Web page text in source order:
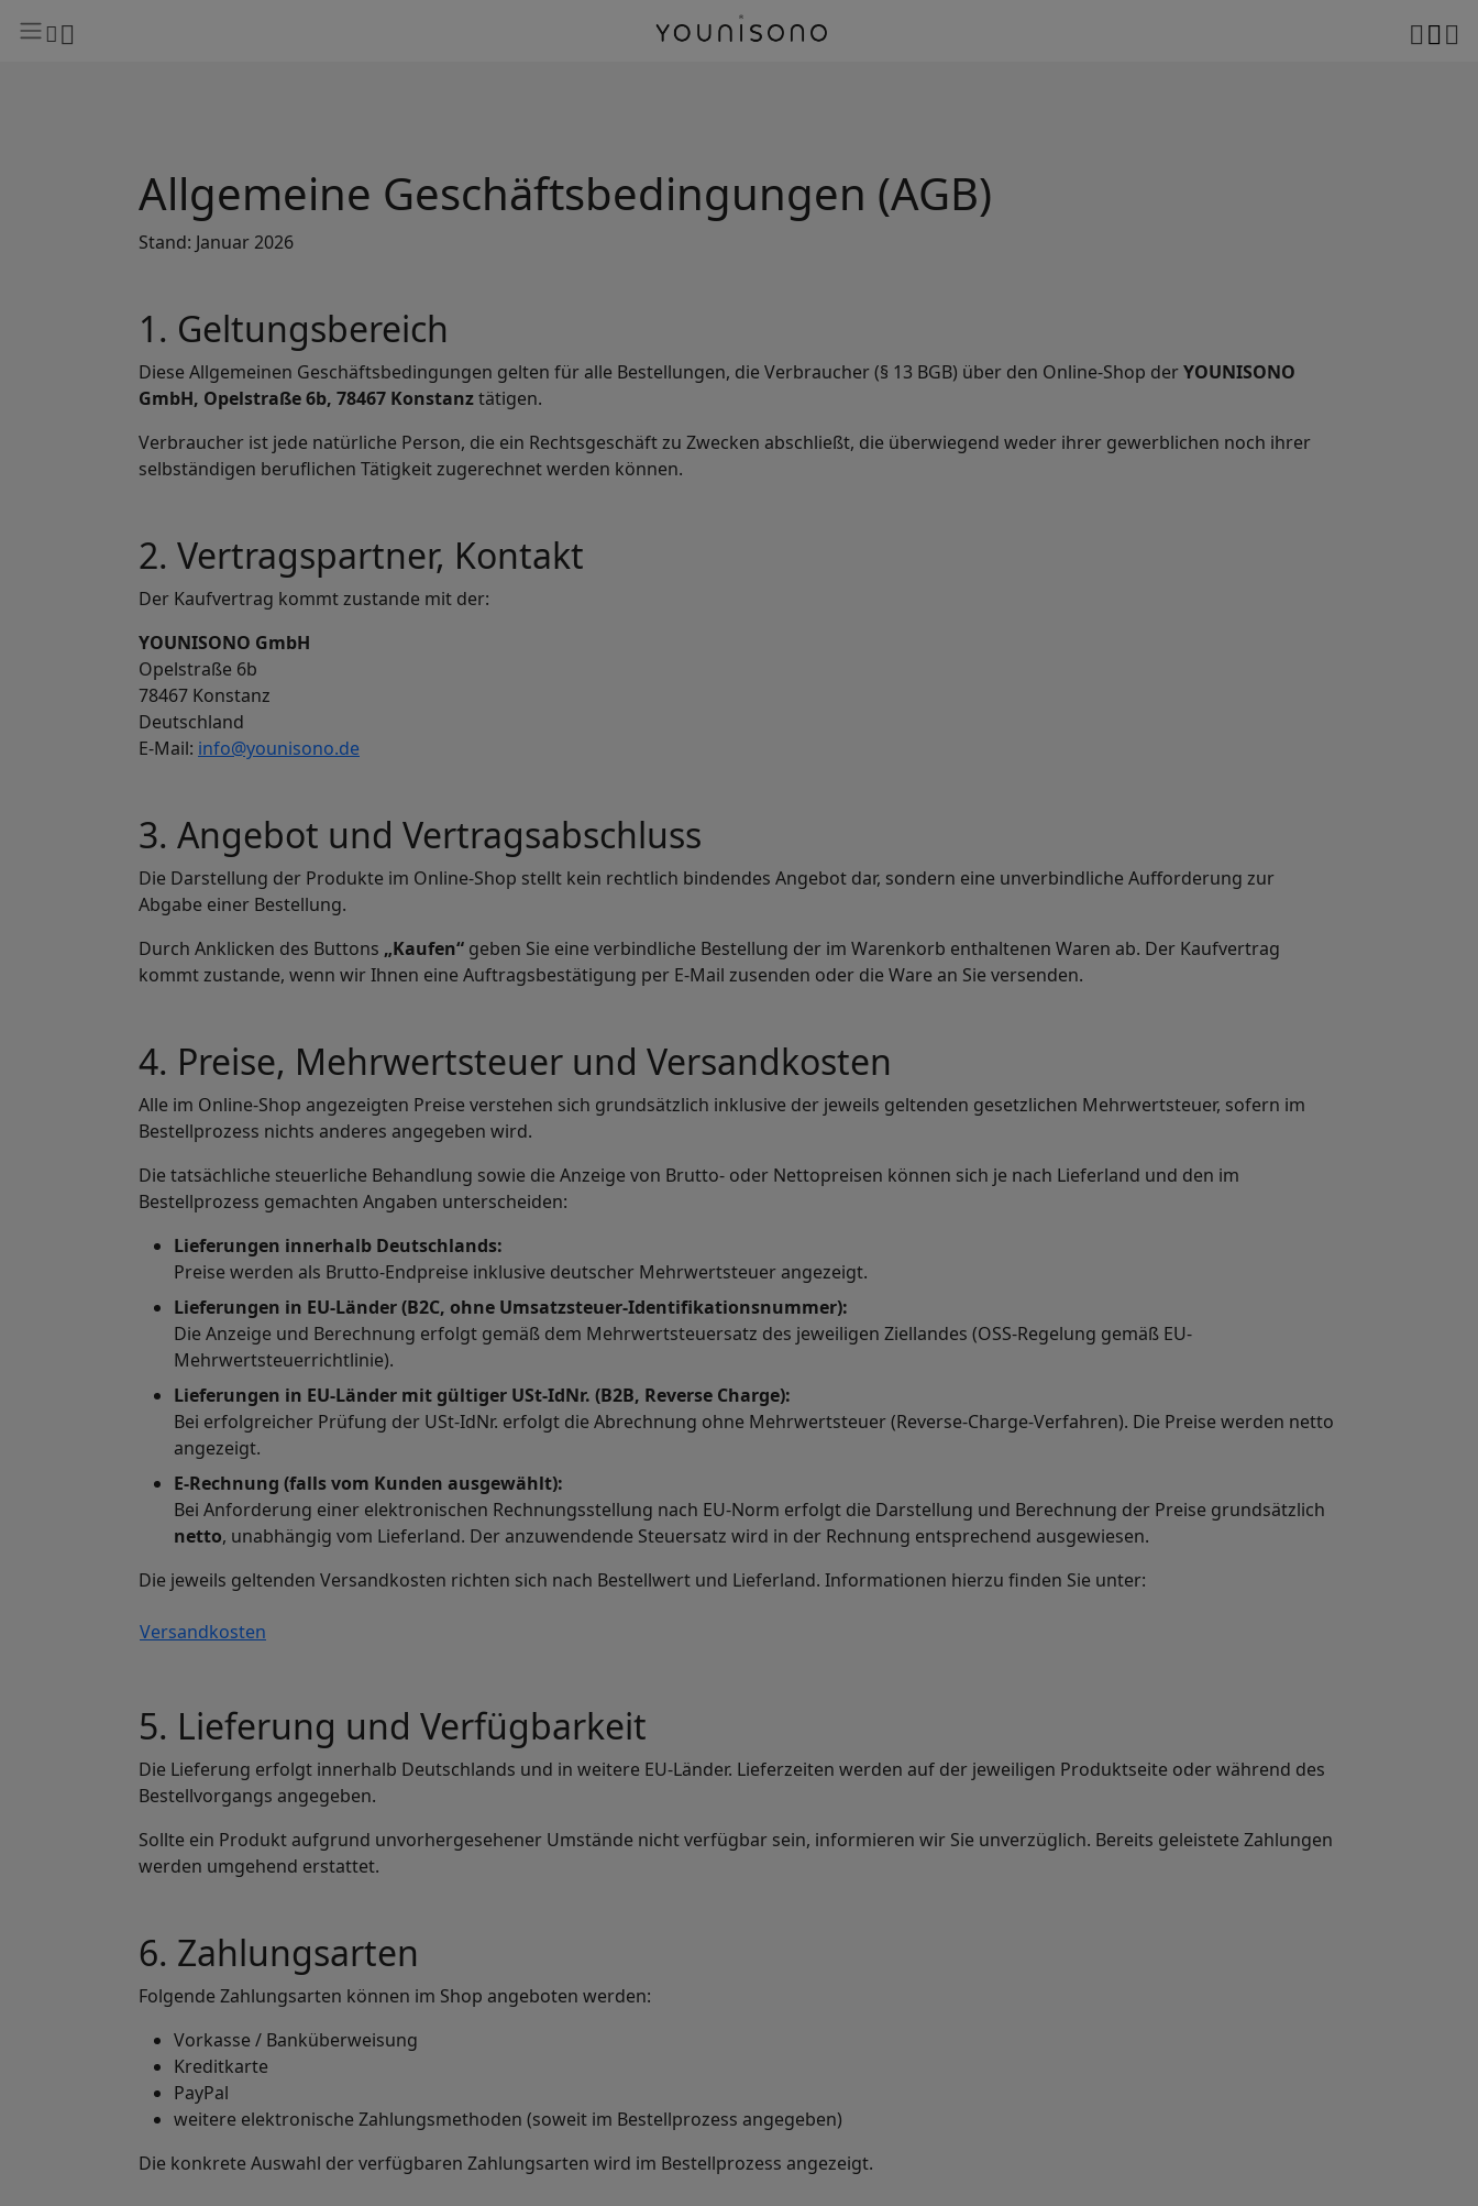
Allgemeine Geschäftsbedingungen (AGB)
Stand: Januar 2026
1. Geltungsbereich
Diese Allgemeinen Geschäftsbedingungen gelten für alle Bestellungen, die Verbraucher (§ 13 BGB) über den Online-Shop derYOUNISONO
GmbH, Opelstraße 6b, 78467 Konstanztätigen.
Verbraucher ist jede natürliche Person, die ein Rechtsgeschäft zu Zwecken abschließt, die überwiegend weder ihrer gewerblichen noch ihrer
selbständigen beruflichen Tätigkeit zugerechnet werden können.
2. Vertragspartner, Kontakt
Der Kaufvertrag kommt zustande mit der:
YOUNISONO GmbH
Opelstraße 6b
78467 Konstanz
Deutschland
E-Mail: info@younisono.de
3. Angebot und Vertragsabschluss
Die Darstellung der Produkte im Online-Shop stellt kein rechtlich bindendes Angebot dar, sondern eine unverbindliche Aufforderung zur
Abgabe einer Bestellung.
Durch Anklicken des Buttons „Kaufen“ geben Sie eine verbindliche Bestellung der im Warenkorb enthaltenen Waren ab. Der Kaufvertrag
kommt zustande, wenn wir Ihnen eine Auftragsbestätigung per E-Mail zusenden oder die Ware an Sie versenden.
4. Preise, Mehrwertsteuer und Versandkosten
Alle im Online-Shop angezeigten Preise verstehen sich grundsätzlich inklusive der jeweils geltenden gesetzlichen Mehrwertsteuer, sofern im
Bestellprozess nichts anderes angegeben wird.
Die tatsächliche steuerliche Behandlung sowie die Anzeige von Brutto- oder Nettopreisen können sich je nach Lieferland und den im
Bestellprozess gemachten Angaben unterscheiden:
Lieferungen innerhalb Deutschlands:
Preise werden als Brutto-Endpreise inklusive deutscher Mehrwertsteuer angezeigt.
Lieferungen in EU-Länder (B2C, ohne Umsatzsteuer-Identifikationsnummer):
Die Anzeige und Berechnung erfolgt gemäß dem Mehrwertsteuersatz des jeweiligen Ziellandes (OSS-Regelung gemäß EU-
Mehrwertsteuerrichtlinie).
Lieferungen in EU-Länder mit gültiger USt-IdNr. (B2B, Reverse Charge):
Bei erfolgreicher Prüfung der USt-IdNr. erfolgt die Abrechnung ohne Mehrwertsteuer (Reverse-Charge-Verfahren). Die Preise werden netto
angezeigt.
E-Rechnung (falls vom Kunden ausgewählt):
Bei Anforderung einer elektronischen Rechnungsstellung nach EU-Norm erfolgt die Darstellung und Berechnung der Preise grundsätzlich
netto, unabhängig vom Lieferland. Der anzuwendende Steuersatz wird in der Rechnung entsprechend ausgewiesen.
Die jeweils geltenden Versandkosten richten sich nach Bestellwert und Lieferland. Informationen hierzu finden Sie unter:
Versandkosten
5. Lieferung und Verfügbarkeit
Die Lieferung erfolgt innerhalb Deutschlands und in weitere EU-Länder. Lieferzeiten werden auf der jeweiligen Produktseite oder während des
Bestellvorgangs angegeben.
Sollte ein Produkt aufgrund unvorhergesehener Umstände nicht verfügbar sein, informieren wir Sie unverzüglich. Bereits geleistete Zahlungen
werden umgehend erstattet.
6. Zahlungsarten
Folgende Zahlungsarten können im Shop angeboten werden:
Vorkasse / Banküberweisung
Kreditkarte
PayPal
weitere elektronische Zahlungsmethoden (soweit im Bestellprozess angegeben)
Die konkrete Auswahl der verfügbaren Zahlungsarten wird im Bestellprozess angezeigt.